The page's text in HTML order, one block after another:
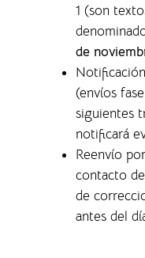
1 (son
de
(envíos
siguientes
notificará
Reenvío
contacto
de
antes del